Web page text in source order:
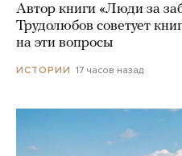
Автор книги «Люди за
Трудолюбов советует
на эти вопросы
ИСТОРИИ 17 часов назад